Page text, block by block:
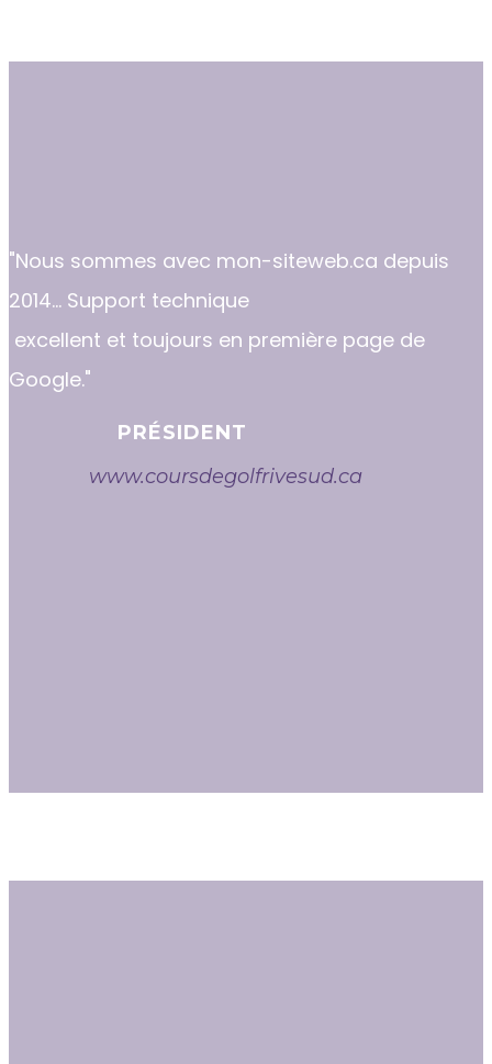
"​​Nous sommes avec mon-siteweb.ca depuis
2014... Support technique
excellent et toujours en première page de
Google."
PRÉSIDENT
www.coursdegolfrivesud.ca